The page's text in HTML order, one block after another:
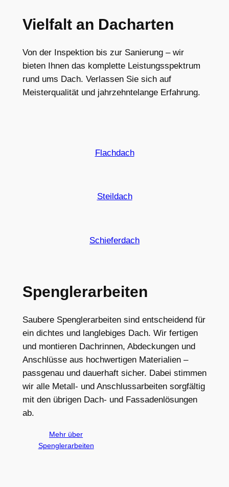
Vielfalt an Dacharten
Von der Inspektion bis zur Sanierung – wir
bieten Ihnen das komplette Leistungsspektrum
rund ums Dach. Verlassen Sie sich auf
Meisterqualität und jahrzehntelange Erfahrung.
Flachdach
Steildach
Schieferdach
Spenglerarbeiten
Saubere Spenglerarbeiten sind entscheidend für
ein dichtes und langlebiges Dach. Wir fertigen
und montieren Dachrinnen, Abdeckungen und
Anschlüsse aus hochwertigen Materialien –
passgenau und dauerhaft sicher. Dabei stimmen
wir alle Metall- und Anschlussarbeiten sorgfältig
mit den übrigen Dach- und Fassadenlösungen
ab.
Mehr über
Spenglerarbeiten